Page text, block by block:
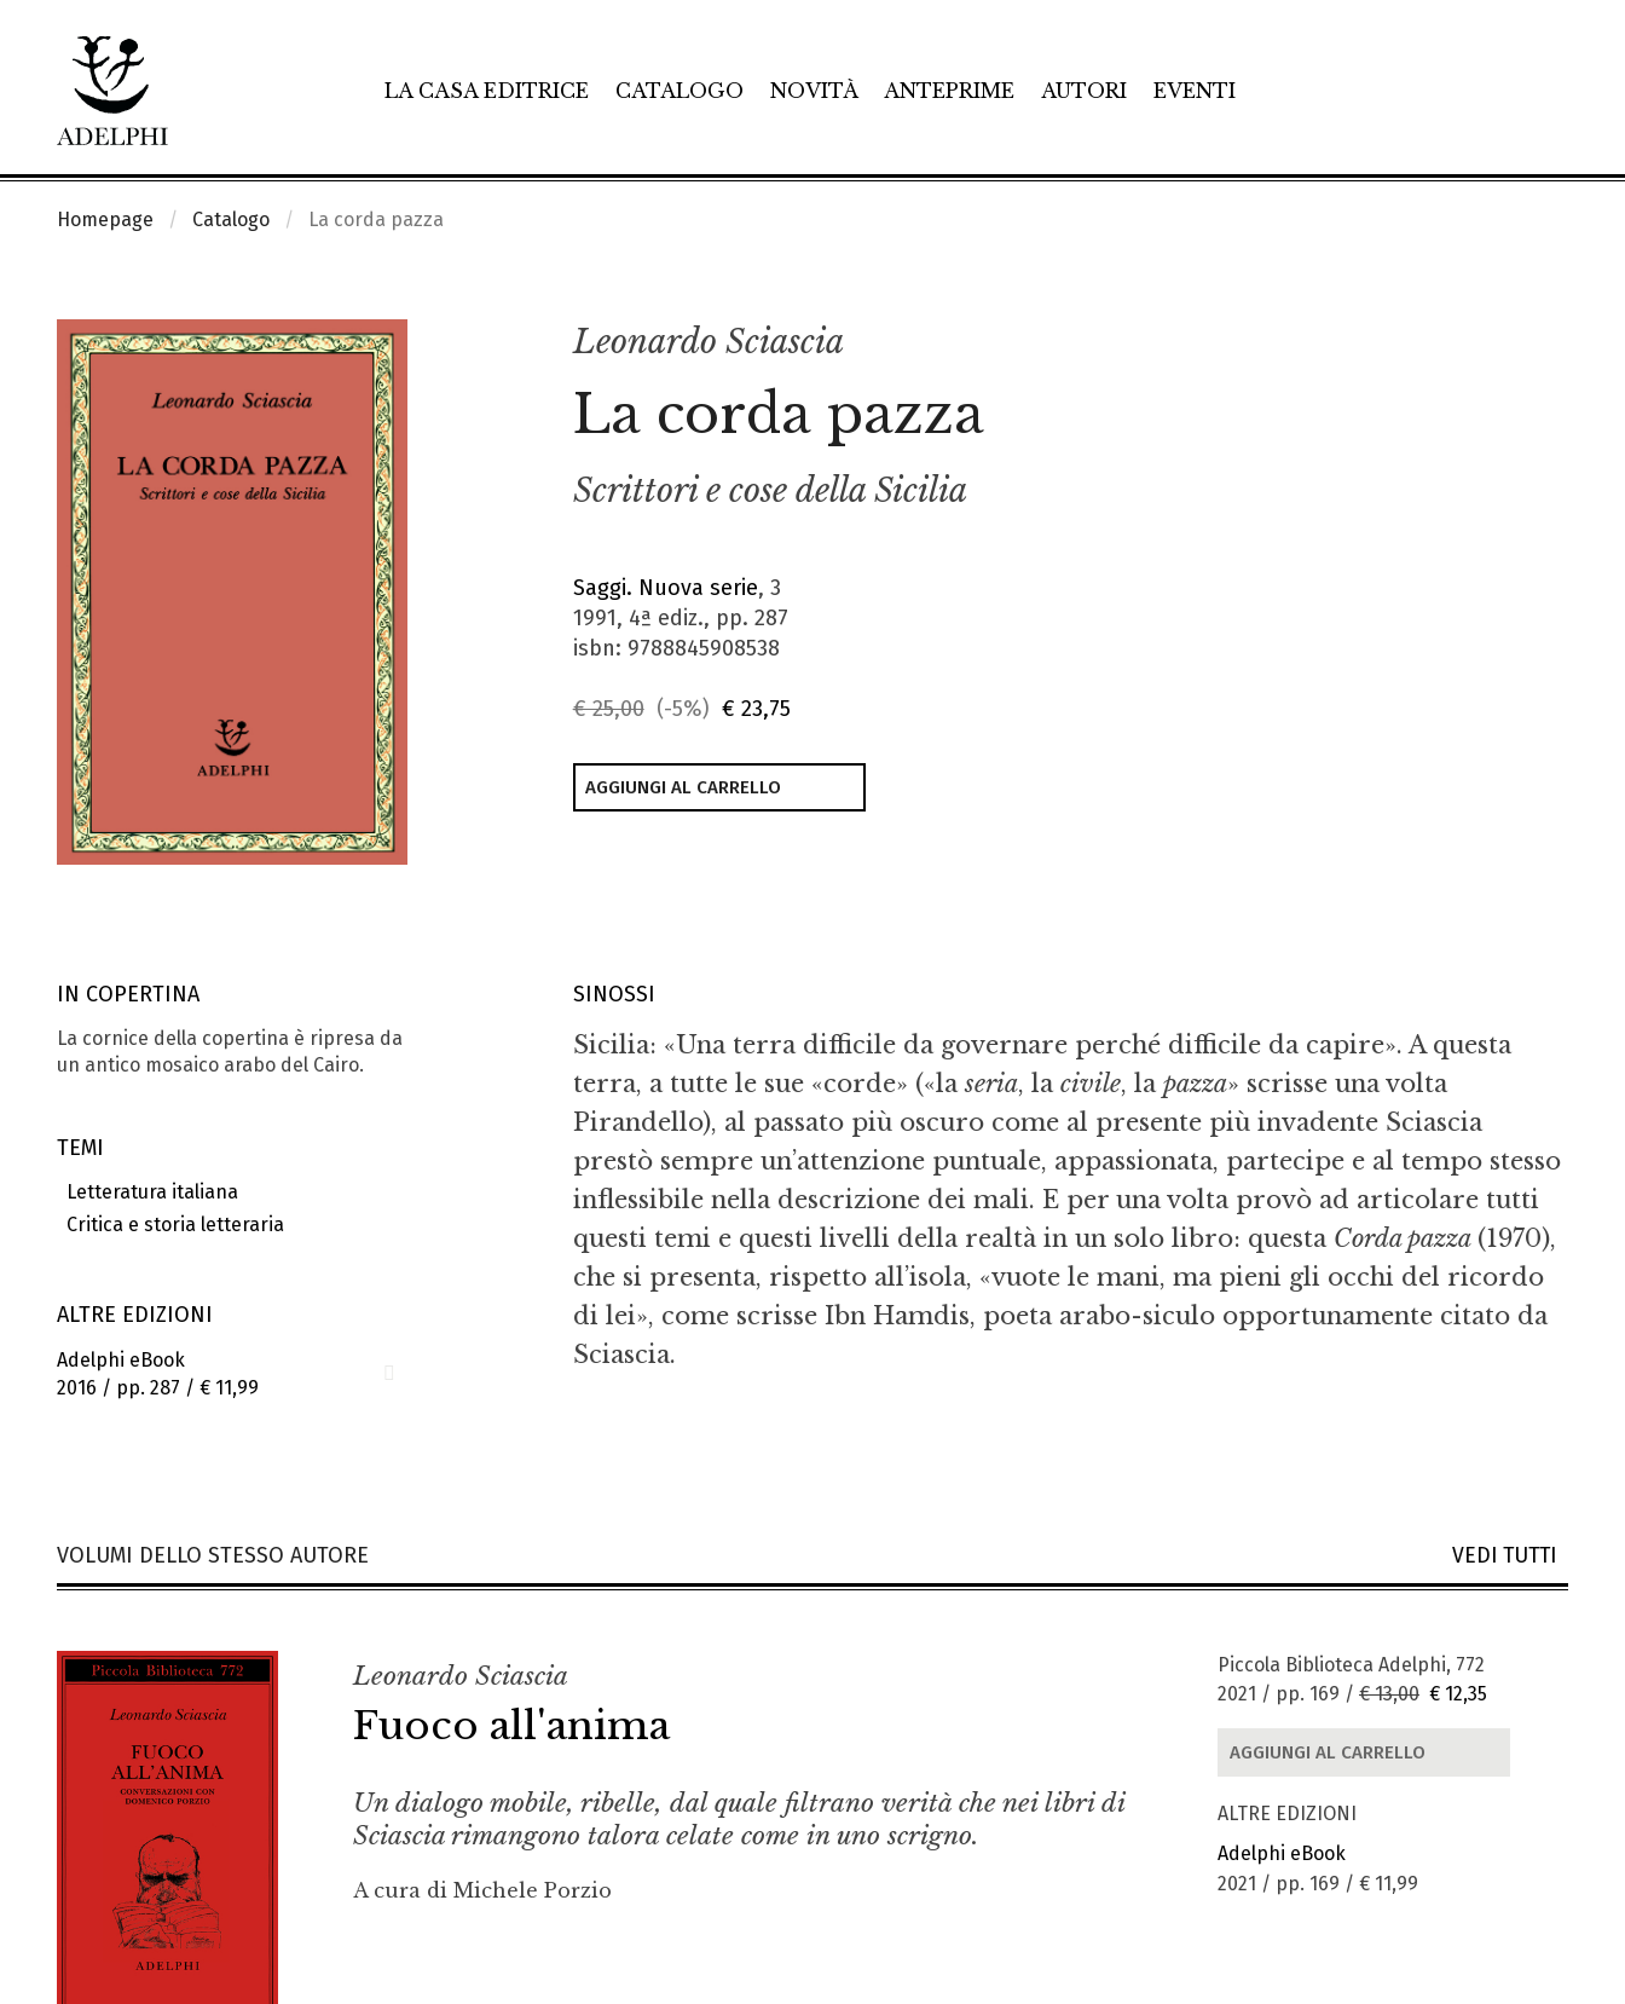
LA CASA EDITRICE CATALOGO NOVITÀ ANTEPRIME AUTORI EVENTI
Homepage Catalogo La corda pazza
Leonardo Sciascia
La corda pazza
Scrittori e cose della Sicilia
Saggi. Nuova serie, 3
1991, 4ª ediz., pp. 287
isbn: 9788845908538
€ 25,00 (-5%) € 23,75
AGGIUNGI AL CARRELLO
IN COPERTINA
La cornice della copertina è ripresa da
un antico mosaico arabo del Cairo.
TEMI
Letteratura italiana
Critica e storia letteraria
ALTRE EDIZIONI
Adelphi eBook
2016 / pp. 287 / € 11,99
SINOSSI
Sicilia: «Una terra difficile da governare perché difficile da capire». A questa
terra, a tutte le sue «corde» («laseria, la civile, la pazza» scrisse una volta
Pirandello), al passato più oscuro come al presente più invadente Sciascia
prestò sempre un’attenzione puntuale, appassionata, partecipe e al tempo stesso
inflessibile nella descrizione dei mali. E per una volta provò ad articolare tutti
questi temi e questi livelli della realtà in un solo libro: questa Corda pazza (1970),
che si presenta, rispetto all’isola, «vuote le mani, ma pieni gli occhi del ricordo
di lei», come scrisse Ibn Hamdis, poeta arabo-siculo opportunamente citato da
Sciascia.
VOLUMI DELLO STESSO AUTORE VEDI TUTTI
Leonardo Sciascia
Fuoco all'anima
Un dialogo mobile, ribelle, dal quale filtrano verità che nei libri di
Sciascia rimangono talora celate come in uno scrigno.
A cura di Michele Porzio
Piccola Biblioteca Adelphi, 772
2021 / pp. 169 / € 13,00 € 12,35
AGGIUNGI AL CARRELLO
ALTRE EDIZIONI
Adelphi eBook
2021 / pp. 169 / € 11,99